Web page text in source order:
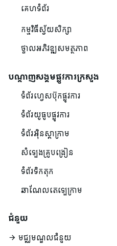
គេហទំព័រ
កម្មវិធីស្វ័យសិក្សា
ថ្នាលអភិវឌ្ឍសមត្ថភាព
បណ្ដាញសង្គមផ្លូវការក្រសួង
ទំព័រហ្វេសប៊ុកផ្លូវការ
ទំព័រយូធូបផ្លូវការ
ទំព័រអ៊ិនស្តាក្រាម
សំឡេងគ្រូបង្រៀន
ទំព័រទិកតុក
ឆាណែលតេឡេក្រាម
ជំនួយ
មជ្ឈមណ្ឌលជំនួយ